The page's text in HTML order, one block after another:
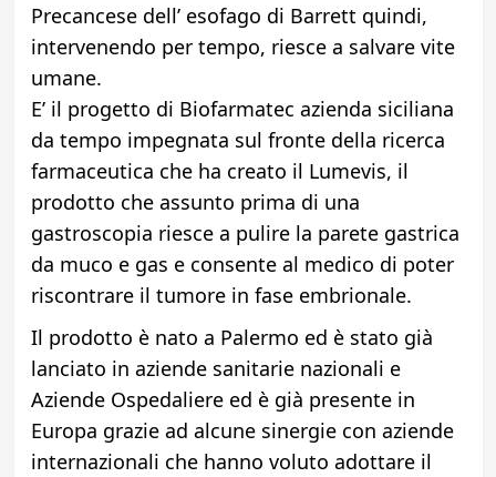
Precancese dell’ esofago di Barrett quindi,
intervenendo per tempo, riesce a salvare vite
umane.
E’ il progetto di Biofarmatec azienda siciliana
da tempo impegnata sul fronte della ricerca
farmaceutica che ha creato il Lumevis, il
prodotto che assunto prima di una
gastroscopia riesce a pulire la parete gastrica
da muco e gas e consente al medico di poter
riscontrare il tumore in fase embrionale.
Il prodotto è nato a Palermo ed è stato già
lanciato in aziende sanitarie nazionali e
Aziende Ospedaliere ed è già presente in
Europa grazie ad alcune sinergie con aziende
internazionali che hanno voluto adottare il